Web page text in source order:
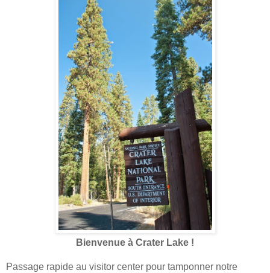
Bienvenue à Crater Lake !
Passage rapide au visitor center pour tamponner notre